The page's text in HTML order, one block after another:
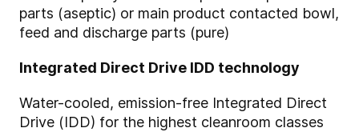
parts (aseptic) or main product contacted bowl,
feed and discharge parts (pure)
Integrated Direct Drive IDD technology
Water-cooled, emission-free Integrated Direct
Drive (IDD) for the highest cleanroom classes